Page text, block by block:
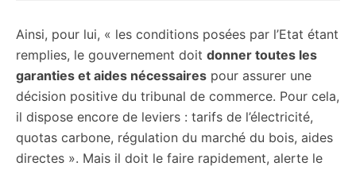
Ainsi, pour lui, « les conditions posées par l’Etat étant
remplies, le gouvernement doit donner toutes les
garanties et aides nécessaires pour assurer une
décision positive du tribunal de commerce. Pour cela,
il dispose encore de leviers : tarifs de l’électricité,
quotas carbone, régulation du marché du bois, aides
directes ». Mais il doit le faire rapidement, alerte le